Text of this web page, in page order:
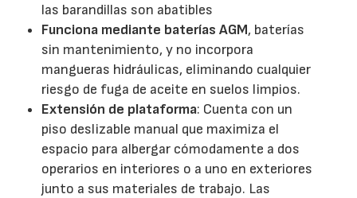
las barandillas son abatibles
Funciona mediante baterías AGM, baterías
sin mantenimiento, y no incorpora
mangueras hidráulicas, eliminando cualquier
riesgo de fuga de aceite en suelos limpios.
Extensión de plataforma: Cuenta con un
piso deslizable manual que maximiza el
espacio para albergar cómodamente a dos
operarios en interiores o a uno en exteriores
junto a sus materiales de trabajo. Las